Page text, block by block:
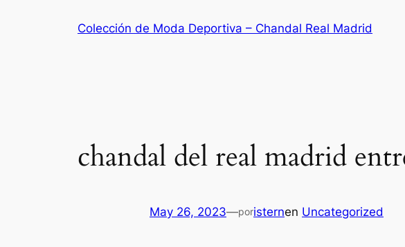
Colección de Moda Deportiva – Chandal Real Madrid
chandal del real madrid
May 26, 2023—poristernen Uncategorized